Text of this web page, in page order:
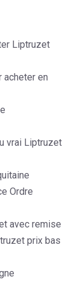
Liptruzet
acheter en
vrai Liptruzet
Ordre
avec remise
prix bas